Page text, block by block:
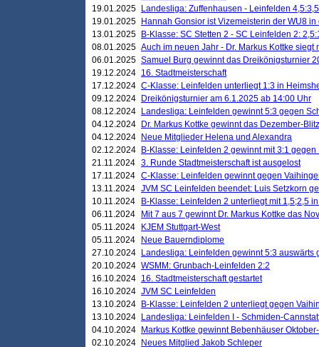
19.01.2025
Landesliga: Zuffenhausen - Leinfelden 4,5:3,5
19.01.2025
Hannah Gonsior ist Vizemeisterin der WU8 in
13.01.2025
B-Klasse: SC Stetten 2 - SC Leinfelden 2:
08.01.2025 Auch im neuen Jahr - Dr. Markus Kottke
06.01.2025 Samuel Burg gewinnt das Dreikönigsturnier
19.12.2024 16. Stadtmeisterschaft
17.12.2024 C-Klasse: Leinfelden unterliegt 1:3 in
09.12.2024
Dreikönigsturnier am 6.1.2025 ab 14:00 Uhr
08.12.2024
Landesliga: Leinfelden gewinnt 5:3 gegen
04.12.2024
Dr. Markus Kottke gewinnt das Dezember-
04.12.2024
Neue Mitglieder Helena und Alexandra
02.12.2024
B-Klasse: Leinfelden 2 gewinnt mit 3:1
21.11.2024 3. Runde Stadtmeisterschaft ist ausgelost
17.11.2024 C-Klasse: Leinfelden gewinnt gegen
13.11.2024 JVM SC Leinfelden beendet: Luis Setzkorn
10.11.2024
B-Klasse: Leinfelden 2 unterliegt mit 1,5;2,5
06.11.2024
Mit 7 aus 7 gewinnt Dr. Markus Kottke das
05.11.2024
KJEM Stuttgart-West
05.11.2024
Neue Bauerndiplome
27.10.2024
Landesliga: Leinfelden gewinnt 5:3 auswärts
20.10.2024 WSMM: Grunbach-Leinfelden 2:2
16.10.2024 16. Stadtmeisterschaft gestartet
16.10.2024 JVM SC Leinfelden
13.10.2024
B-Klasse: Leinfelden 2 unterliegt gegen
13.10.2024
Landesliga: Leinfelden I - Schmiden-
04.10.2024
Markus Kottke gewinnt Bebenhäuser
02.10.2024
Neues Mitglied Jakob Schleper